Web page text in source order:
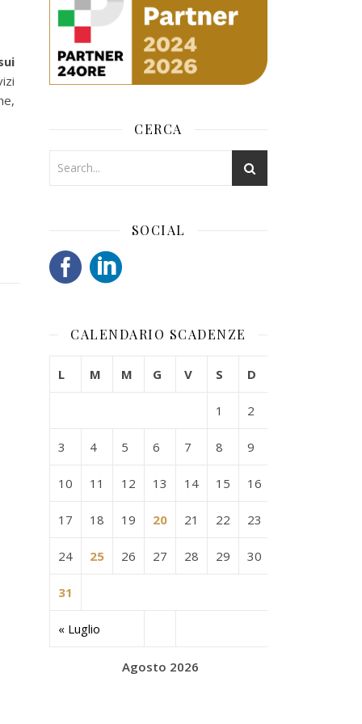
CERCA
SOCIAL
CALENDARIO SCADENZE
Agosto 2026
L M M G V S D
« Luglio
1 2
3 4 5 6 7 8 9
10 11 12 13 14 15 16
17 18 19 20 21 22 23
24 25 26 27 28 29 30
31